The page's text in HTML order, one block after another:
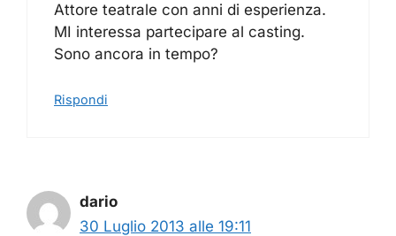
Attore teatrale con anni di esperienza.
MI interessa partecipare al casting.
Sono ancora in tempo?
Rispondi
dario
30 Luglio 2013 alle 19:11